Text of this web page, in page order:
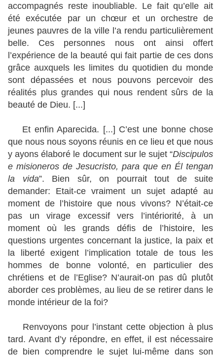
accompagnés reste inoubliable. Le fait qu’elle ait
été exécutée par un chœur et un orchestre de
jeunes pauvres de la ville l’a rendu particulièrement
belle. Ces personnes nous ont ainsi offert
l’expérience de la beauté qui fait partie de ces dons
grâce auxquels les limites du quotidien du monde
sont dépassées et nous pouvons percevoir des
réalités plus grandes qui nous rendent sûrs de la
beauté de Dieu. [...]
Et enfin Aparecida. [...] C’est une bonne chose
que nous nous soyons réunis en ce lieu et que nous
y ayons élaboré le document sur le sujet “Discipulos
e misioneros de Jesucristo, para que en Él tengan
la vida”. Bien sûr, on pourrait tout de suite
demander: Etait-ce vraiment un sujet adapté au
moment de l’histoire que nous vivons? N’était-ce
pas un virage excessif vers l’intériorité, à un
moment où les grands défis de l’histoire, les
questions urgentes concernant la justice, la paix et
la liberté exigent l’implication totale de tous les
hommes de bonne volonté, en particulier des
chrétiens et de l’Eglise? N’aurait-on pas dû plutôt
aborder ces problèmes, au lieu de se retirer dans le
monde intérieur de la foi?
Renvoyons pour l’instant cette objection à plus
tard. Avant d’y répondre, en effet, il est nécessaire
de bien comprendre le sujet lui-même dans son